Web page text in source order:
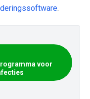
.
voor